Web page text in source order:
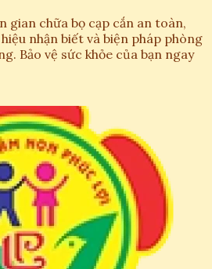
gian chữa bọ cạp cắn an toàn,
nhận biết và biện pháp phòng
Bảo vệ sức khỏe của bạn ngay